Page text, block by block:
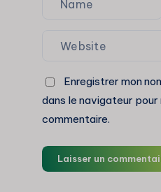
Enregistrer mon
dans le navigateur pour
commentaire.
Laisser un